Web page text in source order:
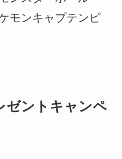
モンキャプテンピ
ゼントキャンペ